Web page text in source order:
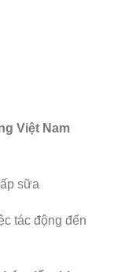
Việt Nam
sữa
tác động đến